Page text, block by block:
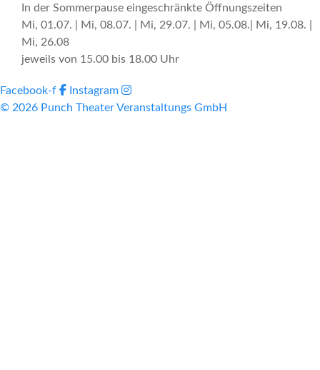
In der Sommerpause eingeschränkte Öffnungszeiten
Mi, 01.07. | Mi, 08.07. | Mi, 29.07. | Mi, 05.08.| Mi, 19.08. |
Mi, 26.08
jeweils von 15.00 bis 18.00 Uhr
Facebook-f
Instagram
© 2026 Punch Theater Veranstaltungs GmbH